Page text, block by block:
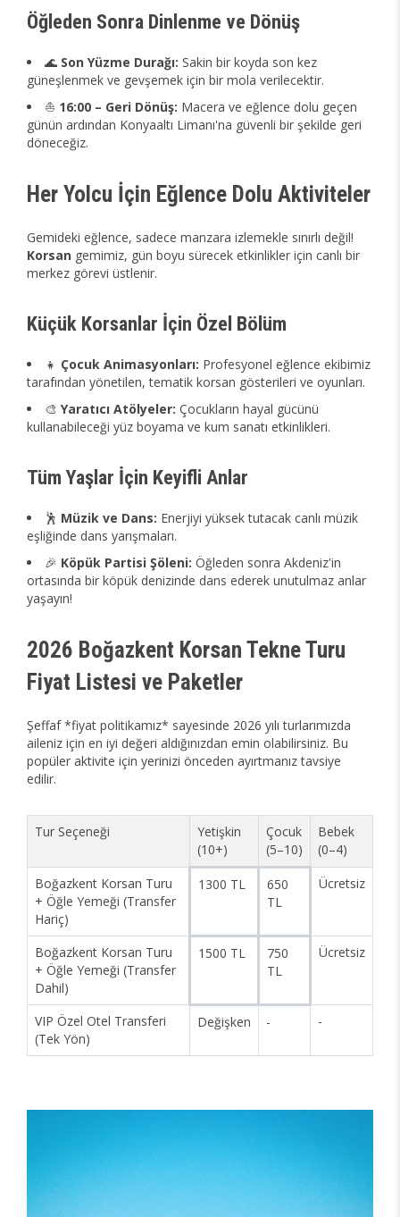
Öğleden Sonra Dinlenme ve Dönüş
🌊 Son Yüzme Durağı: Sakin bir koyda son kez
güneşlenmek ve gevşemek için bir mola verilecektir.
⛵ 16:00 – Geri Dönüş: Macera ve eğlence dolu geçen
günün ardından Konyaaltı Limanı'na güvenli bir şekilde geri
döneceğiz.
Her Yolcu İçin Eğlence Dolu Aktiviteler
Gemideki eğlence, sadece manzara izlemekle sınırlı değil!
Korsan gemimiz, gün boyu sürecek etkinlikler için canlı bir
merkez görevi üstlenir.
Küçük Korsanlar İçin Özel Bölüm
👧 Çocuk Animasyonları: Profesyonel eğlence ekibimiz
tarafından yönetilen, tematik korsan gösterileri ve oyunları.
🎨 Yaratıcı Atölyeler: Çocukların hayal gücünü
kullanabileceği yüz boyama ve kum sanatı etkinlikleri.
Tüm Yaşlar İçin Keyifli Anlar
🕺 Müzik ve Dans: Enerjiyi yüksek tutacak canlı müzik
eşliğinde dans yarışmaları.
🎉 Köpük Partisi Şöleni: Öğleden sonra Akdeniz'in
ortasında bir köpük denizinde dans ederek unutulmaz anlar
yaşayın!
2026 Boğazkent Korsan Tekne Turu
Fiyat Listesi ve Paketler
Şeffaf *fiyat politikamız* sayesinde 2026 yılı turlarımızda
aileniz için en iyi değeri aldığınızdan emin olabilirsiniz. Bu
popüler aktivite için yerinizi önceden ayırtmanız tavsiye
edilir.
Tur Seçeneği
Yetişkin
(10+)
Çocuk
(5–10)
Bebek
(0–4)
Boğazkent Korsan Turu
+ Öğle Yemeği (Transfer
Hariç)
1300 TL
650
TL
Ücretsiz
Boğazkent Korsan Turu
+ Öğle Yemeği (Transfer
Dahil)
1500 TL
750
TL
Ücretsiz
VIP Özel Otel Transferi
(Tek Yön)
Değişken - -